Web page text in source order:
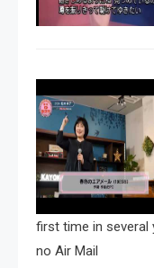
first time in several
no Air Mail